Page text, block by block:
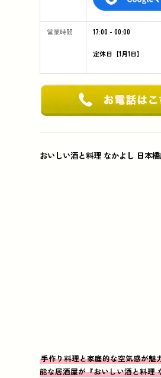
営業時間 17:00 - 00:00
定休日【1月1日】
おいしい酒と料理 なかよし 日本
手作り料理と家庭的な空気感が魅
能な居酒屋が『おいしい酒と料理